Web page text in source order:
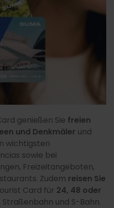
genießen Sie freien
und Denkmäler und
wichtigsten
sowie bei
Freizeitangeboten,
Zudem reisen Sie
Card für 24, 48 oder
Straßenbahn und S-Bahn.